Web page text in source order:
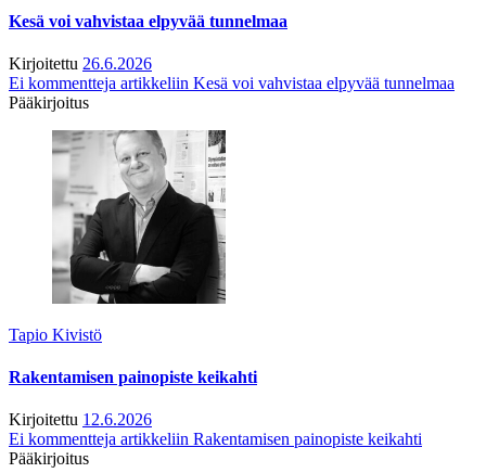
Kesä voi vahvistaa elpyvää tunnelmaa
Kirjoitettu 26.6.2026
Ei kommentteja artikkeliin Kesä voi vahvistaa elpyvää tunnelmaa
Pääkirjoitus
Tapio Kivistö
Rakentamisen painopiste keikahti
Kirjoitettu 12.6.2026
Ei kommentteja artikkeliin Rakentamisen painopiste keikahti
Pääkirjoitus